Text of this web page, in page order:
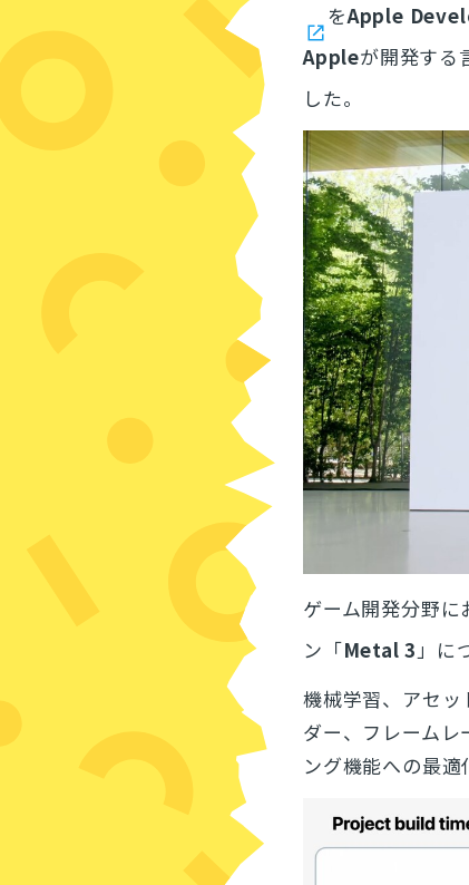
をApple
Appleが開発する
した。
ゲーム開発分野に
ン「Metal 3」に
機械学習、アセッ
ダー、フレーム
ング機能への最適